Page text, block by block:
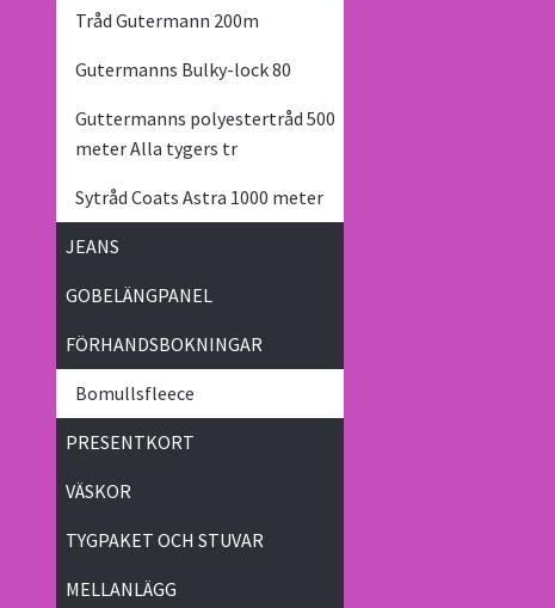
Tråd Gutermann 200m
Gutermanns Bulky-lock 80
Guttermanns polyestertråd 500
meter Alla tygers tr
Sytråd Coats Astra 1000 meter
JEANS
GOBELÄNGPANEL
FÖRHANDSBOKNINGAR
Bomullsfleece
PRESENTKORT
VÄSKOR
TYGPAKET OCH STUVAR
MELLANLÄGG